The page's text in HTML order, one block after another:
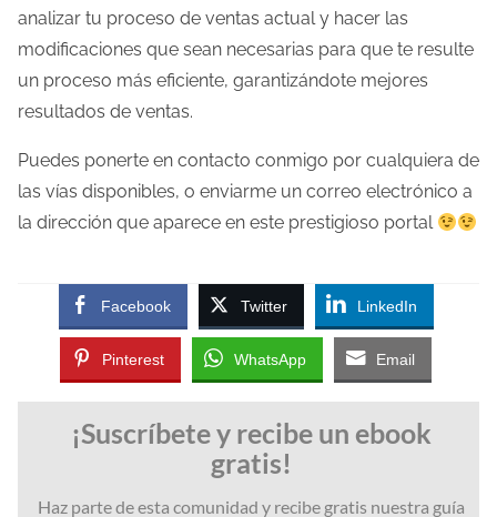
analizar tu proceso de ventas actual y hacer las
modificaciones que sean necesarias para que te resulte
un proceso más eficiente, garantizándote mejores
resultados de ventas.
Puedes ponerte en contacto conmigo por cualquiera de
las vías disponibles, o enviarme un correo electrónico a
la dirección que aparece en este prestigioso portal
Facebook Twitter LinkedIn
Pinterest WhatsApp Email